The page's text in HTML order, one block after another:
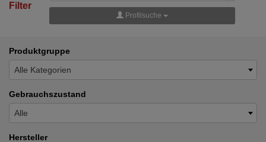
Filter
Profilsuche
Produktgruppe
Alle Kategorien
Gebrauchszustand
Alle
Hersteller